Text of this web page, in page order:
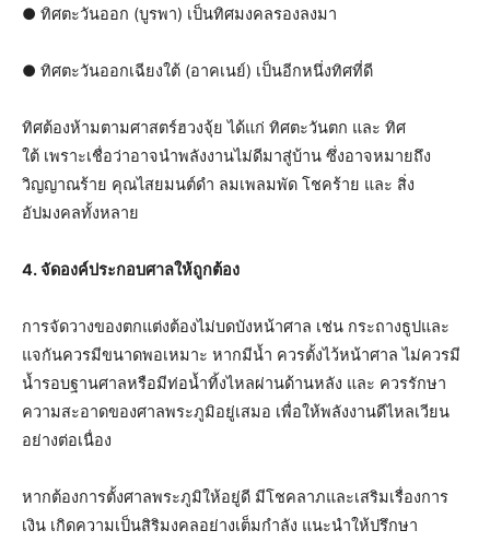
● ทิศตะวันออก (บูรพา) เป็นทิศมงคลรองลงมา
● ทิศตะวันออกเฉียงใต้ (อาคเนย์) เป็นอีกหนึ่งทิศที่ดี
ทิศต้องห้ามตามศาสตร์ฮวงจุ้ย ได้แก่ ทิศตะวันตก และ ทิศ
ใต้ เพราะเชื่อว่าอาจนำพลังงานไม่ดีมาสู่บ้าน ซึ่งอาจหมายถึง
วิญญาณร้าย คุณไสยมนต์ดำ ลมเพลมพัด โชคร้าย และ สิ่ง
อัปมงคลทั้งหลาย
4. จัดองค์ประกอบศาลให้ถูกต้อง
การจัดวางของตกแต่งต้องไม่บดบังหน้าศาล เช่น กระถางธูปและ
แจกันควรมีขนาดพอเหมาะ หากมีน้ำ ควรตั้งไว้หน้าศาล ไม่ควรมี
น้ำรอบฐานศาลหรือมีท่อน้ำทิ้งไหลผ่านด้านหลัง และ ควรรักษา
ความสะอาดของศาลพระภูมิอยู่เสมอ เพื่อให้พลังงานดีไหลเวียน
อย่างต่อเนื่อง
หากต้องการตั้งศาลพระภูมิให้อยู่ดี มีโชคลาภและเสริมเรื่องการ
เงิน เกิดความเป็นสิริมงคลอย่างเต็มกำลัง แนะนำให้ปรึกษา